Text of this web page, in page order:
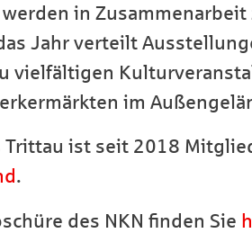
in
Jahr verteilt
vielfältigen
im
Trittau ist seit 2018
.
des NKN finden Sie